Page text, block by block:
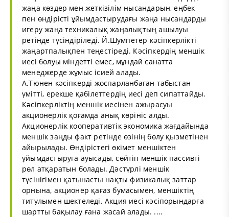
жаңа көздер мен жеткізілім нысандарын, еңбек
пен өндірісті ұйымдастырудағы жаңа нысандарды
игеру жаңа техникалық жаңалықтың ашылуы
ретінде түсіндіріледі. Й.Шумпетер кәсіпкерлікті
жаңартпалықпен теңестіреді. Кәсіпкердің меншік
иесі болуы міндетті емес, мұндай санатта
менеджерде жұмыс ісией алады.
А.Тюнен кәсіпкерді жоспарланбаған табыстан
үмітті, ерекше қабілеттердің иесі деп сипаттайды.
Кәсіпкерліктің меншік иесінен ажырасуы
акционерлік қоғамда анық көрініс алды.
Акционерлік кооперативтік экономика жағдайында
меншік заңды факт ретінде өзінің бөлу қызметінен
айырылады. Өндірістегі өкімет меншіктен
ұйымдастыруға ауысады, сөйтіп меншік пассивті
рөл атқаратын болады. Дәстүрлі меншік
түсінігімен қатынасты нақты физикалық заттар
орнына, акционер қағаз бумасымен, меншіктің
титулымен шектеледі. Акция иесі кәсіпорындарға
шартты бақылау ғана жасай алады. ....